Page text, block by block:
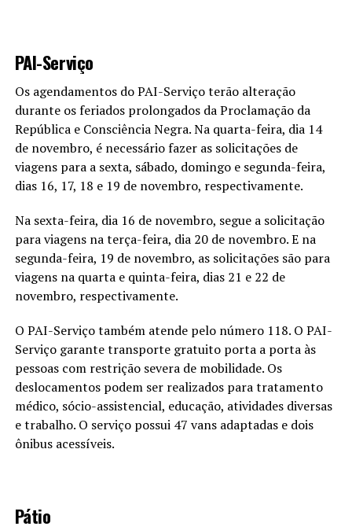
PAI-Serviço
Os agendamentos do PAI-Serviço terão alteração
durante os feriados prolongados da Proclamação da
República e Consciência Negra. Na quarta-feira, dia 14
de novembro, é necessário fazer as solicitações de
viagens para a sexta, sábado, domingo e segunda-feira,
dias 16, 17, 18 e 19 de novembro, respectivamente.
Na sexta-feira, dia 16 de novembro, segue a solicitação
para viagens na terça-feira, dia 20 de novembro. E na
segunda-feira, 19 de novembro, as solicitações são para
viagens na quarta e quinta-feira, dias 21 e 22 de
novembro, respectivamente.
O PAI-Serviço também atende pelo número 118. O PAI-
Serviço garante transporte gratuito porta a porta às
pessoas com restrição severa de mobilidade. Os
deslocamentos podem ser realizados para tratamento
médico, sócio-assistencial, educação, atividades diversas
e trabalho. O serviço possui 47 vans adaptadas e dois
ônibus acessíveis.
Pátio